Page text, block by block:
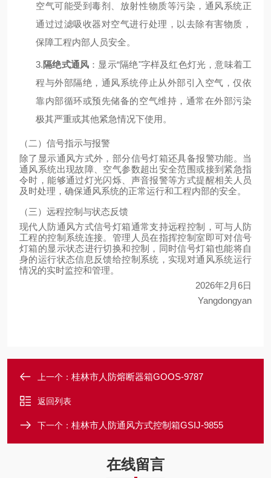
空气可能受到毒剂、放射性物质等污染，通风系统正
通过过滤吸收器对空气进行处理，以去除有害物质，
保障工程内部人员安全。
3.隔绝式通风 ：显示“隔绝"字样及红色灯光，意味着工
程与外部隔绝，通风系统停止从外部引入空气，仅依
靠内部循环或预先储备的空气维持，通常在外部污染
极其严重或其他紧急情况下使用。
（二）信号指示与报警
除了显示通风方式外，部分信号灯箱还具备报警功能。当
通风系统出现故障、空气参数超出安全范围或接到紧急指
令时，能够通过灯光闪烁、声音报警等方式提醒相关人员
及时处理，确保通风系统的正常运行和工程内部的安全。
（三）远程控制与状态反馈
现代人防通风方式信号灯箱通常支持远程控制，可与人防
工程的控制系统连接。管理人员在指挥控制室即可对信号
灯箱的显示状态进行切换和控制，同时信号灯箱也能将自
身的运行状态信息反馈给控制系统，实现对通风系统运行
情况的实时监控和管理。
2026年2月6日
Yangdongyan
上一个： 桂林市人防熔断器箱GOOS-9787
返回列表
下一个： 桂林市人防通风方式控制箱GSIJ-9855
在线留言